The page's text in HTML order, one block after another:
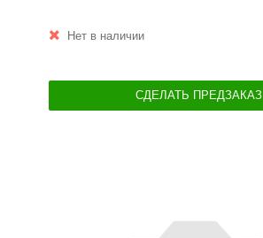
Нет в наличии
СДЕЛАТЬ ПРЕДЗАКАЗ